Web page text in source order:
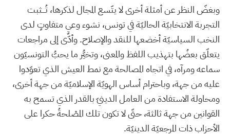
وبغضّ النظر عن أمثلة أخرى لا يتّسع المجال لذكرها، تُـــثبت
التجربة الانتخابيّة الحاليّة في تونس، نشوء وعيٍ متفاوتٍ لدى
النخب السياسيّة أخضعها للنقد والإصلاح. وأدّى إلى مراجعات
يتعلّق بعضُها بتهذيب اللفظ والمعنى، وتخيُّر ما يحبُّ التونسيّون
سماعه ومرآه، في اتجاه المصالحة مع نمط العيش الذي تعوّدوا
عليه من جهة، وباحترام أساس الهويّة الإسلاميّة من جهة أخرى،
ومحاولة الاستفادة من العامل الدينيّ بالقدر الذي تسمح به
القوانين من جهة ثالثة، حتّى لا تكون تلك المصْلحةُ حكرا على
الأحزاب ذات المرجعيّة الدينيّة.